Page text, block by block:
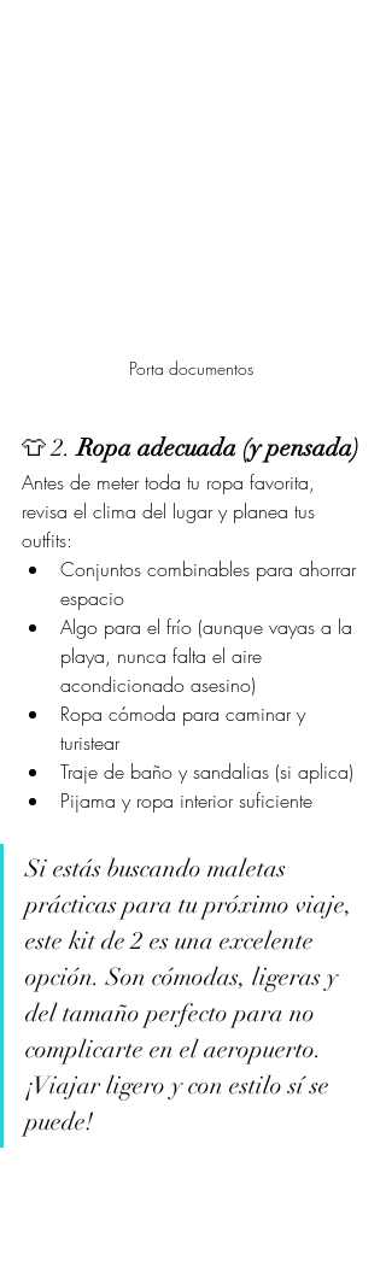
Porta documentos
👕 2. Ropa adecuada (y pensada)
Antes de meter toda tu ropa favorita,
revisa el clima del lugar y planea tus
outfits:
Conjuntos combinables para ahorrar
espacio
Algo para el frío (aunque vayas a la
playa, nunca falta el aire
acondicionado asesino)
Ropa cómoda para caminar y
turistear
Traje de baño y sandalias (si aplica)
Pijama y ropa interior suficiente
Si estás buscando maletas
prácticas para tu próximo viaje,
este kit de 2 es una excelente
opción. Son cómodas, ligeras y
del tamaño perfecto para no
complicarte en el aeropuerto.
¡Viajar ligero y con estilo sí se
puede!